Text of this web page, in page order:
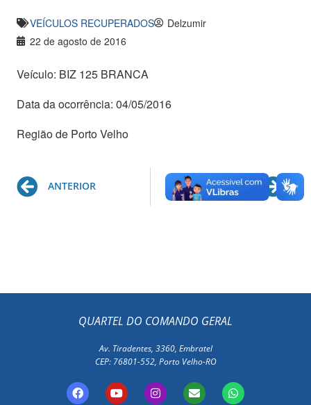
VEÍCULOS RECUPERADOS
Delzumir
22 de agosto de 2016
Veículo: BIZ 125 BRANCA
Data da ocorrência: 04/05/2016
Região de Porto Velho
Prev
ANTERIOR PRÓXIMO
QUARTEL DO COMANDO GERAL
Av. Tiradentes, 3360, Embratel
CEP: 76801-552, Porto Velho-RO
F
a
Y
o
I
n
E
n
W
h